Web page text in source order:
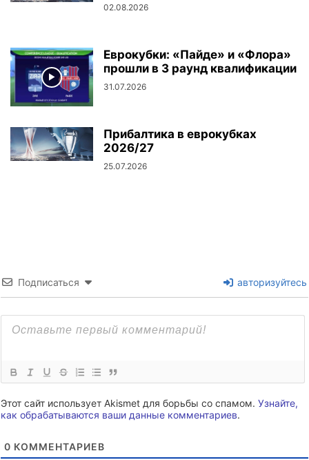
02.08.2026
Еврокубки: «Пайде» и «Флора»
прошли в 3 раунд квалификации
31.07.2026
Прибалтика в еврокубках
2026/27
25.07.2026
Подписаться авторизуйтесь
Этот сайт использует Akismet для борьбы со спамом. Узнайте,
как обрабатываются ваши данные комментариев.
0 КОММЕНТАРИЕВ